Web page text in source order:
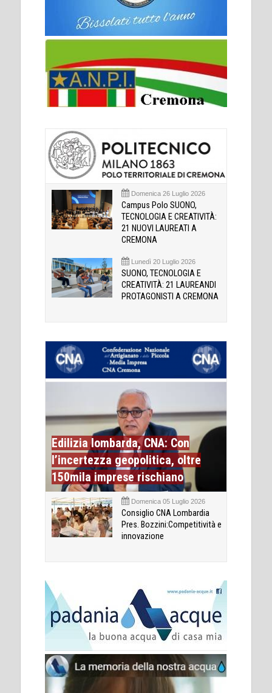
Domenica 26 Luglio 2026
Campus Polo SUONO,
TECNOLOGIA E CREATIVITÀ:
21 NUOVI LAUREATI A
CREMONA
Lunedì 20 Luglio 2026
SUONO, TECNOLOGIA E
CREATIVITÀ: 21 LAUREANDI
PROTAGONISTI A CREMONA
Edilizia lombarda, CNA: Con
l’incertezza geopolitica, oltre
150mila imprese rischiano
Domenica 05 Luglio 2026
Consiglio CNA Lombardia
Pres. Bozzini:Competitività e
innovazione